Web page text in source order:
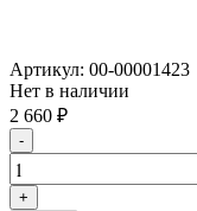
Артикул: 00-00001423
Нет в наличии
2 660 ₽
-
+